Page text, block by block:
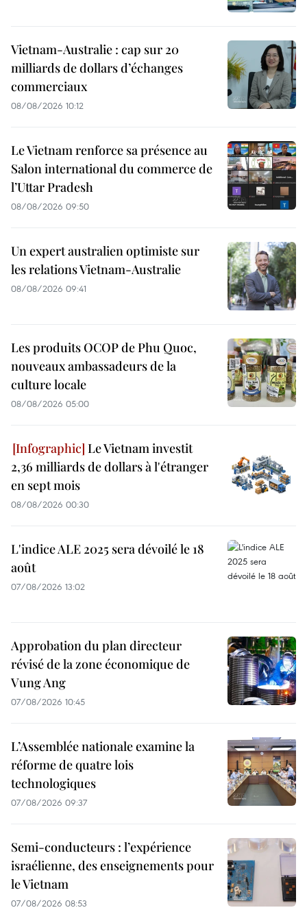
Vietnam-Australie : cap sur 20
milliards de dollars d’échanges
commerciaux
08/08/2026 10:12
Le Vietnam renforce sa présence au
Salon international du commerce de
l’Uttar Pradesh
08/08/2026 09:50
Un expert australien optimiste sur
les relations Vietnam-Australie
08/08/2026 09:41
Les produits OCOP de Phu Quoc,
nouveaux ambassadeurs de la
culture locale
08/08/2026 05:00
Le Vietnam investit
2,36 milliards de dollars à l'étranger
en sept mois
08/08/2026 00:30
L'indice ALE 2025 sera dévoilé le 18
août
07/08/2026 13:02
Approbation du plan directeur
révisé de la zone économique de
Vung Ang
07/08/2026 10:45
L’Assemblée nationale examine la
réforme de quatre lois
technologiques
07/08/2026 09:37
Semi-conducteurs : l’expérience
israélienne, des enseignements pour
le Vietnam
07/08/2026 08:53